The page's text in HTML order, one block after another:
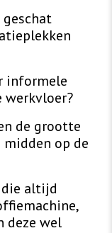
informele
werkvloer?
de grootte
op de
altijd
deze wel